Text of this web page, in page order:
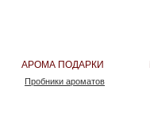
АРОМА ПОДАРКИ
Пробники ароматов